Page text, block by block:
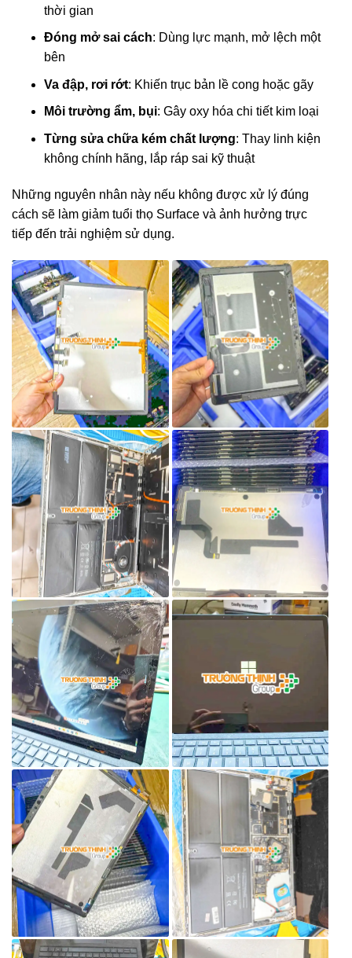
thời gian
Đóng mở sai cách: Dùng lực mạnh, mở lệch một
bên
Va đập, rơi rớt: Khiến trục bản lề cong hoặc gãy
Môi trường ẩm, bụi: Gây oxy hóa chi tiết kim loại
Từng sửa chữa kém chất lượng: Thay linh kiện
không chính hãng, lắp ráp sai kỹ thuật
Những nguyên nhân này nếu không được xử lý đúng
cách sẽ làm giảm tuổi thọ Surface và ảnh hưởng trực
tiếp đến trải nghiệm sử dụng.